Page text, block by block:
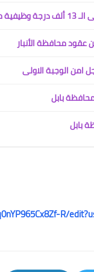
البصرة
عقود محافظة الأنبار
امن الوجبة الاولى
بابل
بابل
R/